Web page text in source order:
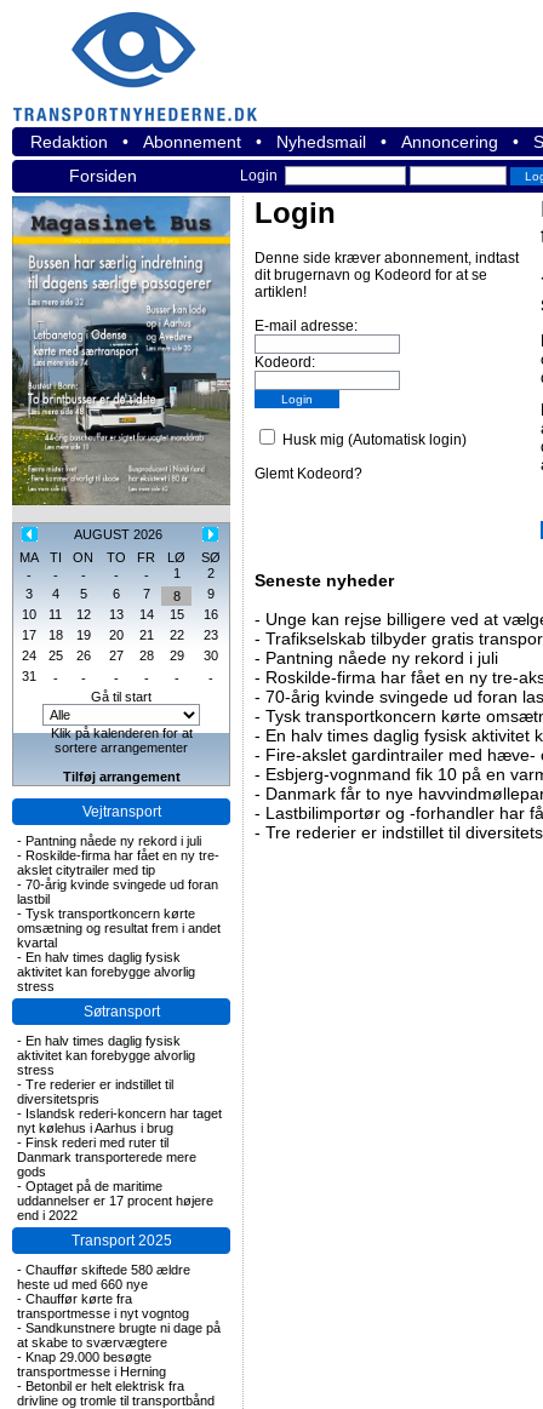
Redaktion • Abonnement • Nyhedsmail • Annoncering •
Forsiden
Login
AUGUST 2026
MA
TI ON TO FR LØ
SØ
-
- - - - 1
2
3
4 5 6 7 8
9
10
11 12 13 14 15
16
17
18 19 20 21 22
23
24
25 26 27 28 29
30
31
- - - - -
-
Gå til start
Klik på kalenderen for at
sortere arrangementer
Tilføj arrangement
Vejtransport
- Pantning nåede ny rekord i juli
- Roskilde-firma har fået en ny tre-
akslet citytrailer med tip
- 70-årig kvinde svingede ud foran
lastbil
- Tysk transportkoncern kørte
omsætning og resultat frem i andet
kvartal
- En halv times daglig fysisk
aktivitet kan forebygge alvorlig
stress
Søtransport
- En halv times daglig fysisk
aktivitet kan forebygge alvorlig
stress
- Tre rederier er indstillet til
diversitetspris
- Islandsk rederi-koncern har taget
nyt kølehus i Aarhus i brug
- Finsk rederi med ruter til
Danmark transporterede mere
gods
- Optaget på de maritime
uddannelser er 17 procent højere
end i 2022
Transport 2025
- Chauffør skiftede 580 ældre
heste ud med 660 nye
- Chauffør kørte fra
transportmesse i nyt vogntog
- Sandkunstnere brugte ni dage på
at skabe to sværvægtere
- Knap 29.000 besøgte
transportmesse i Herning
- Betonbil er helt elektrisk fra
drivline og tromle til transportbånd
Login
Denne side kræver abonnement, indtast
dit brugernavn og Kodeord for at se
artiklen!
E-mail adresse:
Kodeord:
Husk mig (Automatisk login)
Glemt Kodeord?
Seneste nyheder
- Unge kan rejse billigere ved at
- Trafikselskab tilbyder gratis
- Pantning nåede ny rekord i juli
- Roskilde-firma har fået en ny tre-
- 70-årig kvinde svingede ud foran
- Tysk transportkoncern kørte
- En halv times daglig fysisk aktivitet
- Fire-akslet gardintrailer med hæve-
- Esbjerg-vognmand fik 10 på en
- Danmark får to nye
- Lastbilimportør og -forhandler har
- Tre rederier er indstillet til